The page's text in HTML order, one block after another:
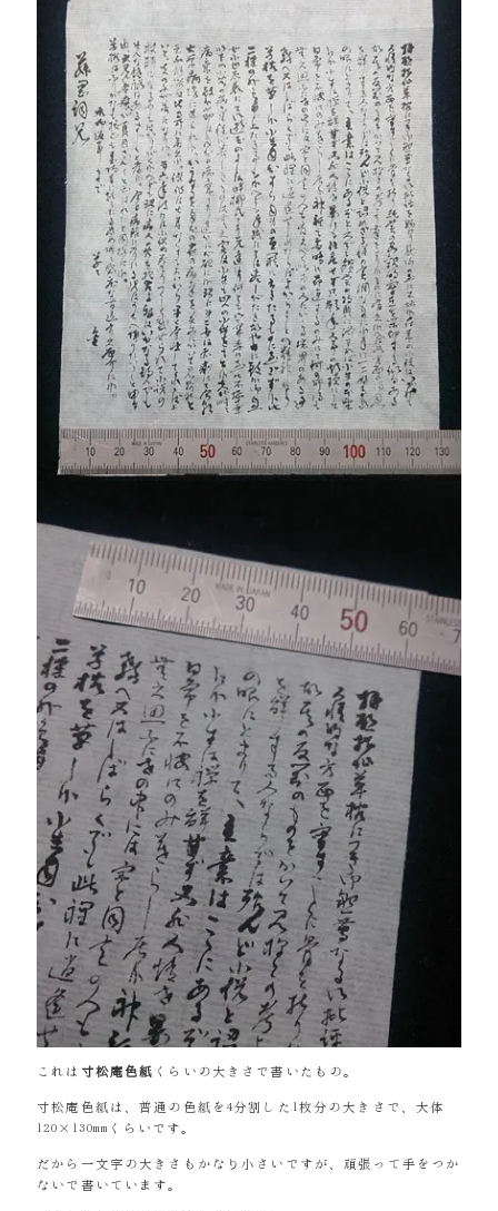
これは 寸松庵色紙 くらいの大きさで書いたもの。
寸松庵色紙は、普通の色紙を4分割した1枚分の大きさで、大体
120×130mmくらいです。
だから一文字の大きさもかなり小さいですが、頑張って手をつか
ないで書いています。